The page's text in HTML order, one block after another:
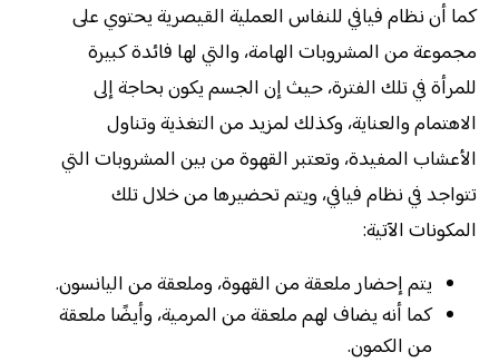
كما أن نظام فيافي للنفاس العملية القيصرية يحتوي على
مجموعة من المشروبات الهامة، والتي لها فائدة كبيرة
للمرأة في تلك الفترة، حيث إن الجسم يكون بحاجة إلى
الاهتمام والعناية، وكذلك لمزيد من التغذية وتناول
الأعشاب المفيدة، وتعتبر القهوة من بين المشروبات التي
تتواجد في نظام فيافي، ويتم تحضيرها من خلال تلك
المكونات الآتية:
يتم إحضار ملعقة من القهوة، وملعقة من اليانسون.
كما أنه يضاف لهم ملعقة من المرمية، وأيضًا ملعقة
من الكمون.